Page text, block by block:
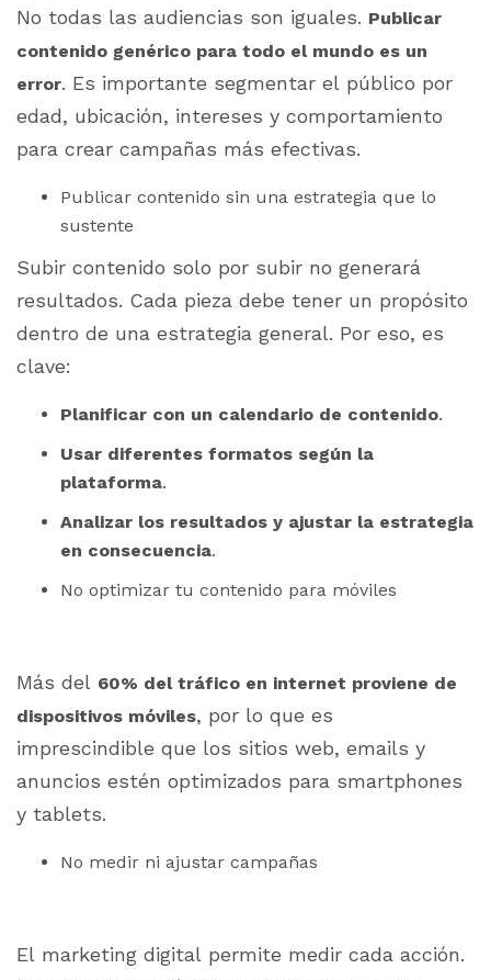
No todas las audiencias son iguales. Publicar
contenido genérico para todo el mundo es un
error. Es importante segmentar el público por
edad, ubicación, intereses y comportamiento
para crear campañas más efectivas.
Publicar contenido sin una estrategia que lo
sustente
Subir contenido solo por subir no generará
resultados. Cada pieza debe tener un propósito
dentro de una estrategia general. Por eso, es
clave:
Planificar con un calendario de contenido.
Usar diferentes formatos según la
plataforma.
Analizar los resultados y ajustar la estrategia
en consecuencia.
No optimizar tu contenido para móviles
Más del 60% del tráfico en internet proviene de
dispositivos móviles, por lo que es
imprescindible que los sitios web, emails y
anuncios estén optimizados para smartphones
y tablets.
No medir ni ajustar campañas
El marketing digital permite medir cada acción.